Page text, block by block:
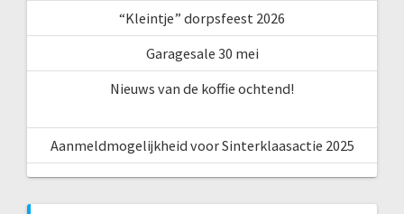
“Kleintje” dorpsfeest 2026
Garagesale 30 mei
Nieuws van de koffie ochtend!
Aanmeldmogelijkheid voor Sinterklaasactie 2025